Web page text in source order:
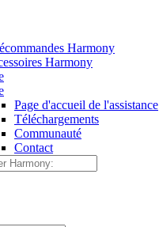
Harmony
Harmony
Page d'accueil de l'assistance
Téléchargements
Communauté
Contact